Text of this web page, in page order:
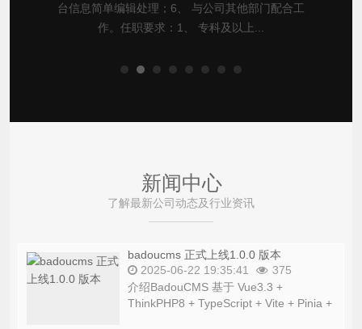
台信息简单编辑处理；6、 与公司其他部门配合工
作。任职要求：1、 专科及以上...
新闻中心
了解最新公司动态及行业资讯
badoucms 正式上线1.0.0 版本
2025-06-22 19:35:41
375
介绍BadouCMS 基于 Vue3.3 +
ThinkPHP8 + TypeScript + Vite + Pinia +